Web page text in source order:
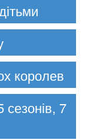
королев
сезонів, 7